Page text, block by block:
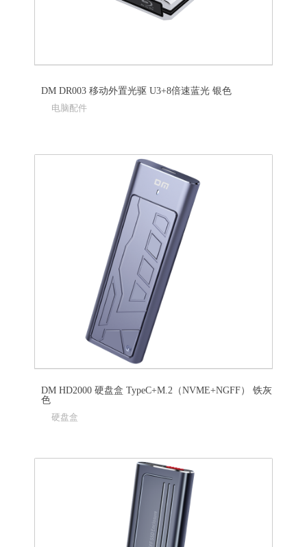
DM DR003 移动外置光驱 U3+8倍速蓝光 银色
电脑配件
DM HD2000 硬盘盒 TypeC+M.2（NVME+NGFF） 铁灰
色
硬盘盒